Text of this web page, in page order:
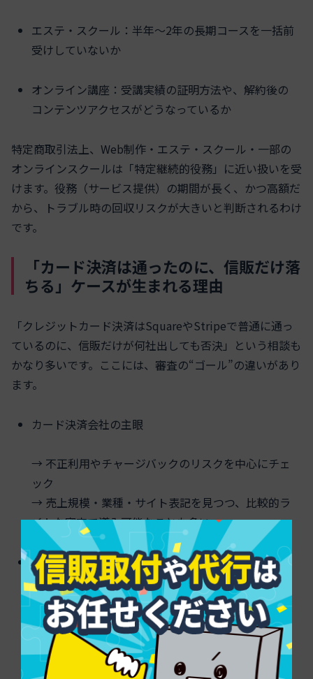
エステ・スクール：半年〜2年の長期コースを一括前
受けしていないか
オンライン講座：受講実績の証明方法や、解約後の
コンテンツアクセスがどうなっているか
特定商取引法上、Web制作・エステ・スクール・一部の
オンラインスクールは「特定継続的役務」に近い扱いを受
けます。役務（サービス提供）の期間が長く、かつ高額だ
から、トラブル時の回収リスクが大きいと判断されるわけ
です。
「カード決済は通ったのに、信販だけ落
ちる」ケースが生まれる理由
「クレジットカード決済はSquareやStripeで普通に通っ
ているのに、信販だけが何社出しても否決」という相談も
かなり多いです。ここには、審査の“ゴール”の違いがあり
ます。
カード決済会社の主眼
→ 不正利用やチャージバックのリスクを中心にチェ
ック
→ 売上規模・業種・サイト表記を見つつ、比較的ラ
イトな審査で導入可能なことも多い
信販会社の主眼
→「顧客に立替払いしたお金を数十回かけて回収し
きれるか」を見る
→ 役務の実在性、契約・クーリングオフ・中途解約
フローの細部まで確認